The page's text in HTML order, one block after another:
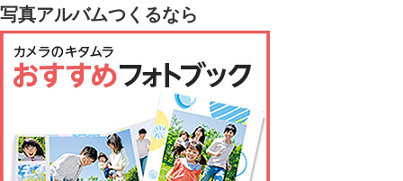
写真アルバムつくるなら